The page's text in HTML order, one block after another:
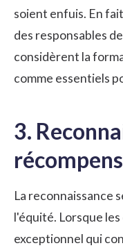
soient enfuis. En
des responsables
considèrent la
comme essentiels
3.
La reconnaissance
l'équité. Lorsque
exceptionnel qui